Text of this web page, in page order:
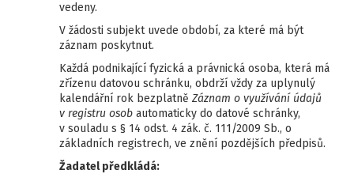
vedeny.
V žádosti subjekt uvede období, za které má být
záznam poskytnut.
Každá podnikající fyzická a právnická osoba, která má
zřízenu datovou schránku, obdrží vždy za uplynulý
kalendářní rok bezplatně Záznam o využívání údajů
v registru osob automaticky do datové schránky,
v souladu s § 14 odst. 4 zák. č. 111/2009 Sb., o
základních registrech, ve znění pozdějších předpisů.
Žadatel předkládá: